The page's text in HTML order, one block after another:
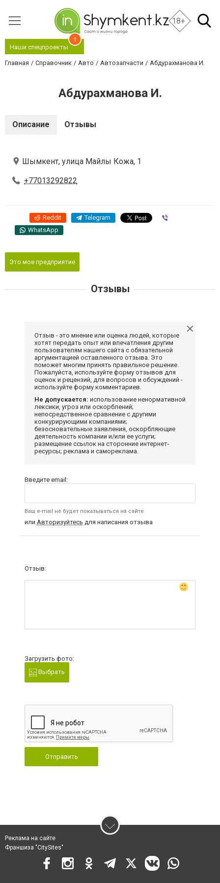
18+
Наши спецпроекты
1
Главная Справочник Авто Автозапчасти Абдурахманова И.
Абдурахманова И.
Описание Отзывы
Шымкент, улица Майлы Кожа, 1
+77013292822
Reddit Telegram
WhatsApp
Это мое предприятие
Отзывы
Отзыв - это мнение или оценка людей, которые
хотят передать опыт или впечатления другим
пользователям нашего сайта с обязательной
аргументацией оставленного отзыва. Это
поможет многим принять правильное решение.
Пожалуйста, используйте форму отзывов для
оценок и рецензий, для вопросов и обсуждений -
используйте форму комментариев.
Не допускается: использование ненормативной
лексики, угроз или оскорблений;
непосредственное сравнение с другими
конкурирующими компаниями;
безосновательные заявления, оскорбляющие
деятельность компании и/или ее услуги;
размещение ссылок на сторонние интернет-
ресурсы; реклама и самореклама.
Введите email:
Ваш e-mail не будет показываться на сайте
или Авторизуйтесь для написания отзыва
Отзыв:
Загрузить фото:
Выбрать
Отправить
Реклама на сайте
Франшиза "CitySites"